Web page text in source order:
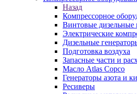
Назад
Компрессорное
Винтовые
Электрические
Дизельные
Подготовка воздуха
Запасные части и
Масло Atlas Copco
Генераторы азота и
Ресиверы